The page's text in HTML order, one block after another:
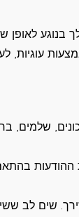
בנוגע לאופן
עוגיות,
שלמים,
שים לב